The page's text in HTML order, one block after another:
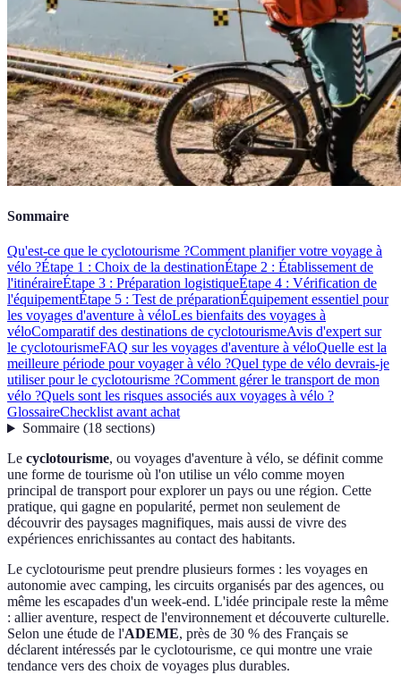
Sommaire
Qu'est-ce que le cyclotourisme ?Comment planifier votre voyage à
vélo ?Étape 1 : Choix de la destinationÉtape 2 : Établissement de
l'itinéraireÉtape 3 : Préparation logistiqueÉtape 4 : Vérification de
l'équipementÉtape 5 : Test de préparationÉquipement essentiel pour
les voyages d'aventure à véloLes bienfaits des voyages à
véloComparatif des destinations de cyclotourismeAvis d'expert sur
le cyclotourismeFAQ sur les voyages d'aventure à véloQuelle est la
meilleure période pour voyager à vélo ?Quel type de vélo devrais-je
utiliser pour le cyclotourisme ?Comment gérer le transport de mon
vélo ?Quels sont les risques associés aux voyages à vélo ?
GlossaireChecklist avant achat
Sommaire(18 sections)
Le cyclotourisme, ou voyages d'aventure à vélo, se définit comme
une forme de tourisme où l'on utilise un vélo comme moyen
principal de transport pour explorer un pays ou une région. Cette
pratique, qui gagne en popularité, permet non seulement de
découvrir des paysages magnifiques, mais aussi de vivre des
expériences enrichissantes au contact des habitants.
Le cyclotourisme peut prendre plusieurs formes : les voyages en
autonomie avec camping, les circuits organisés par des agences, ou
même les escapades d'un week-end. L'idée principale reste la même
: allier aventure, respect de l'environnement et découverte culturelle.
Selon une étude de l'ADEME, près de 30 % des Français se
déclarent intéressés par le cyclotourisme, ce qui montre une vraie
tendance vers des choix de voyages plus durables.